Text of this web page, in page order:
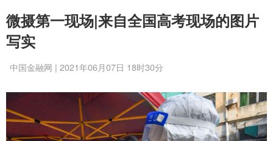
微摄第一现场|来自全国高考现场的图片
写实
中国金融网 | 2021年06月07日 18时30分